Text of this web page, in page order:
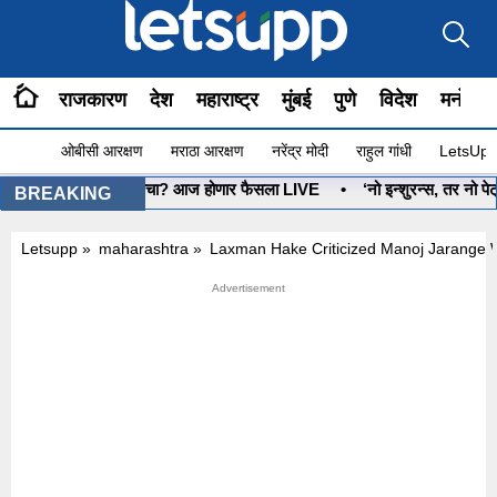
राजकारण देश महाराष्ट्र मुंबई पुणे विदेश
ओबीसी आरक्षण मराठा आरक्षण नरेंद्र मोदी राहुल गांधी
BREAKING
धनुष्यबाण कोणाचा? आज होणार फैसला LIVE • ‘नो इन्शुरन्स, तर नो
Letsupp » maharashtra » Laxman Hake Criticized Manoj Jarange